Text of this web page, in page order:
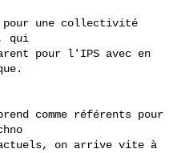
pour une collectivité
qui
pour l'IPS avec en
comme référents pour
on arrive vite à